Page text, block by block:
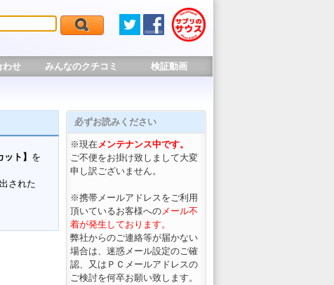
わせ みんなのクチコミ 検証動画
ト】 を
された
必ずお読みください
※現在メンテナンス中です。
ご不便をお掛け致しまして大変
申し訳ございません。
※携帯メールアドレスをご利用
頂いているお客様へのメール不
着が発生しております。
弊社からのご連絡等が届かない
場合は、迷惑メール設定のご確
認、又はＰＣメールアドレスの
ご検討を何卒お願い致します。